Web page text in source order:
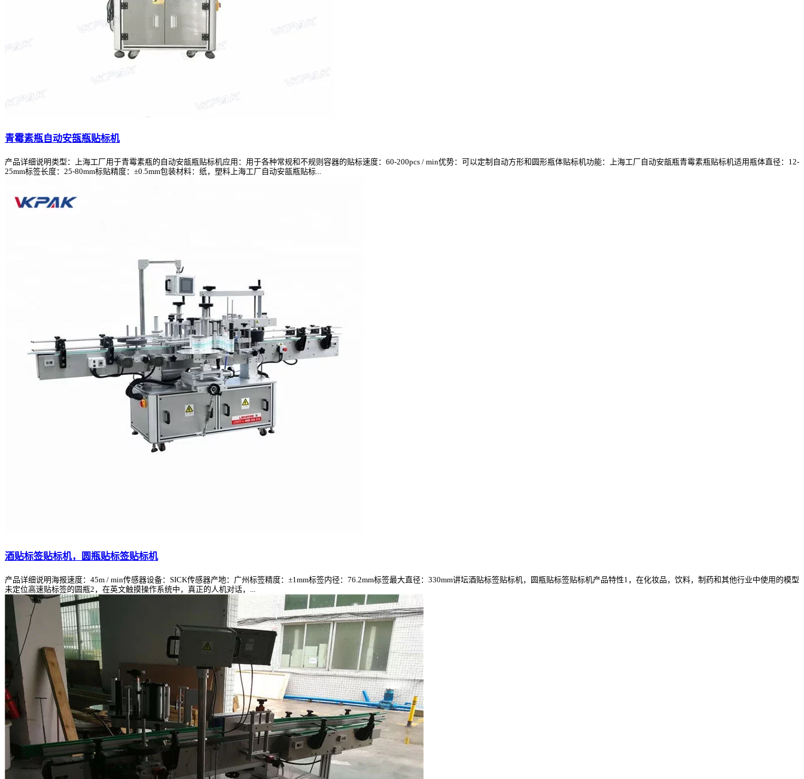
青霉素瓶自动安瓿瓶贴标机
产品详细说明类型：上海工厂用于青霉素瓶的自动安瓿瓶贴标机应用：用于各种常规和不规则容器的贴标速度：60-200pcs / min优势：可以定制自动方形和圆形瓶体贴标机功能：上海工厂自动安瓿瓶青霉素瓶贴标机适用瓶体直径：12-
25mm标签长度：25-80mm标贴精度：±0.5mm包装材料：纸，塑料上海工厂自动安瓿瓶贴标...
酒贴标签贴标机，圆瓶贴标签贴标机
产品详细说明海报速度：45m / min传感器设备：SICK传感器产地：广州标签精度：±1mm标签内径：76.2mm标签最大直径：330mm讲坛酒贴标签贴标机，圆瓶贴标签贴标机产品特性1，在化妆品，饮料，制药和其他行业中使用的模型
未定位高速贴标签的圆瓶2，在英文触摸操作系统中，真正的人机对话，...